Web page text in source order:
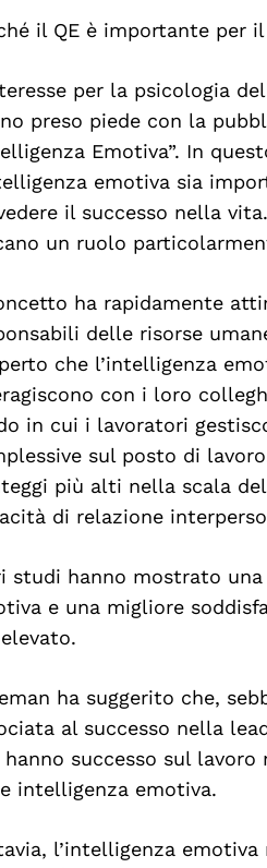
il QE è importante per
per la psicologia
preso piede con la
Emotiva”. In
emotiva sia
il successo nella
un ruolo
ha rapidamente
delle risorse
che l’intelligenza
con i loro
in cui i lavoratori
sul posto di
più alti nella scala
di relazione
studi hanno mostrato
e una migliore
ha suggerito che,
al successo nella
hanno successo sul
intelligenza emotiva.
l’intelligenza
Search
For: